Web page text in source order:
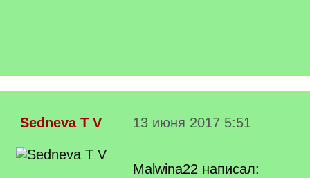
Sedneva T V 13 июня 2017 5:51
Malwina22 написал: